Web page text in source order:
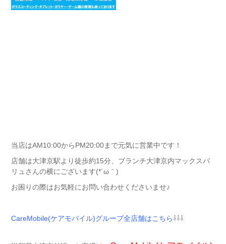
当店はAM10:00からPM20:00まで元気に営業中です！
店舗は大津京駅より徒歩約15分、ブランチ大津京内マックスバ
リュさんの横にございます(*´ω｀)
お困りの際はお気軽にお問い合わせくださいませ♪
CareMobile(ケアモバイル)グループ全店舗はこちら⇩⇩⇩